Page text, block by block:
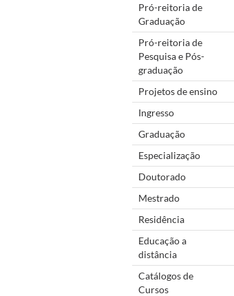
Pró-reitoria de
Graduação
Pró-reitoria de
Pesquisa e Pós-
graduação
Projetos de ensino
Ingresso
Graduação
Especialização
Doutorado
Mestrado
Residência
Educação a
distância
Catálogos de
Cursos